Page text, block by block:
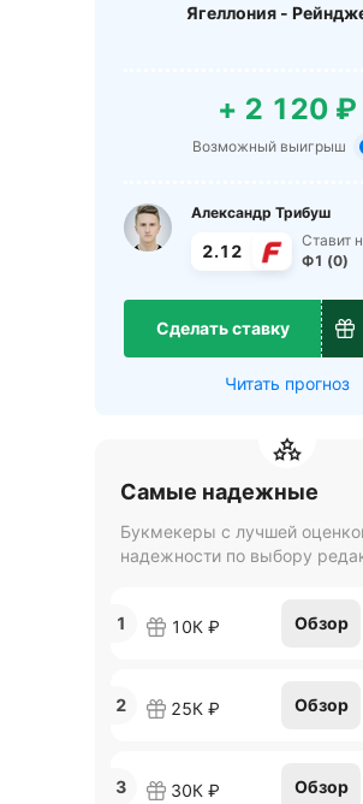
Ягеллония -
+ 2 120 ₽
Возможный выигрыш
Александр Трибуш
2.12
Ставит
Ф1 (0)
Сделать ставку
Читать прогноз
Самые надежные
Букмекеры с лучшей
надежности по выбору
1 10К ₽ Обзор
2 25К ₽ Обзор
3 30К ₽ Обзор